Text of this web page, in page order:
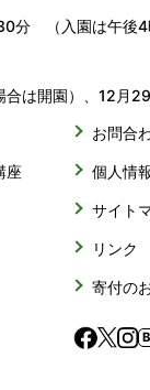
分 （入園は午後4
合は開園）、12月
座
お問合
個人情
サイト
リンク
寄付の